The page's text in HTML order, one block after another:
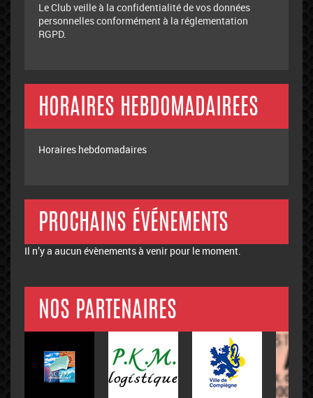
Le Club veille à la confidentialité de vos données
personnelles conformément à la réglementation
RGPD.
HORAIRES HEBDOMADAIREES
Horaires hebdomadaires
PROCHAINS ÉVÉNEMENTS
Il n’y a aucun évènements à venir pour le moment.
NOS PARTENAIRES